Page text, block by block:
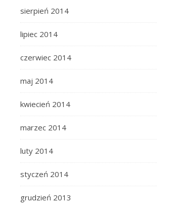
sierpień 2014
lipiec 2014
czerwiec 2014
maj 2014
kwiecień 2014
marzec 2014
luty 2014
styczeń 2014
grudzień 2013